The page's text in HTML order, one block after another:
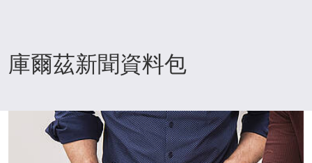
庫爾茲新聞資料包